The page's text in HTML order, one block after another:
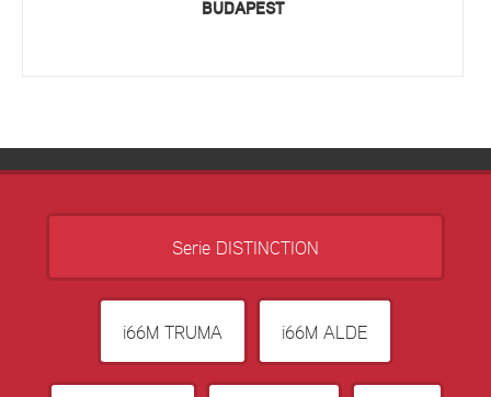
BUDAPEST
Serie DISTINCTION
i66M TRUMA i66M ALDE